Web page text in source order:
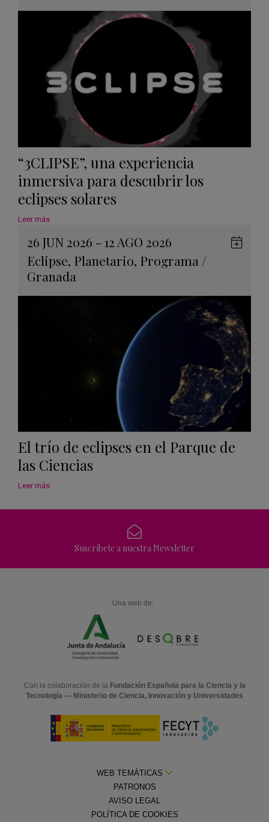
“3CLIPSE”, una experiencia
inmersiva para descubrir los
eclipses solares
Leer más
26 JUN 2026 - 12 AGO 2026
Eclipse, Planetario, Programa /
Granada
El trío de eclipses en el Parque de
las Ciencias
Leer más
Suscríbete a nuestra Newsletter
Una web de:
Con la colaboración de la Fundación Española para la Ciencia y la
Tecnología — Ministerio de Ciencia, Innovación y Universidades
WEB TEMÁTICAS
PATRONOS
AVISO LEGAL
POLÍTICA DE COOKIES